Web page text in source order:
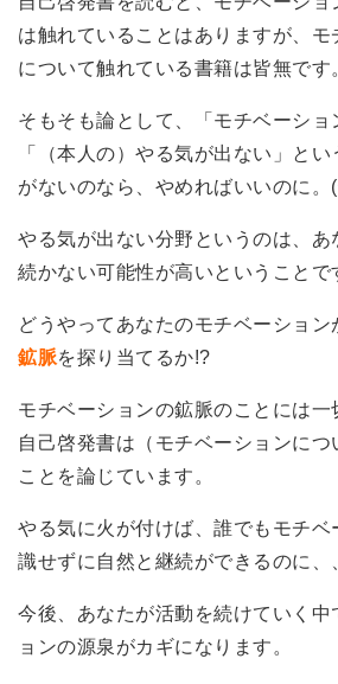
は触れていることはありますが、モ
について触れている書籍は皆無です
そもそも論として、「モチベーショ
「（本人の）やる気が出ない」と
がないのなら、やめればいいのに。
やる気が出ない分野というのは、あ
続かない可能性が高いということで
どうやってあなたのモチベーション
鉱脈を探り当てるか!?
モチベーションの鉱脈のことには
自己啓発書は（モチベーションにつ
ことを論じています。
やる気に火が付けば、誰でもモチベ
識せずに自然と継続ができるのに、
今後、あなたが活動を続けていく中
ョンの源泉がカギになります。